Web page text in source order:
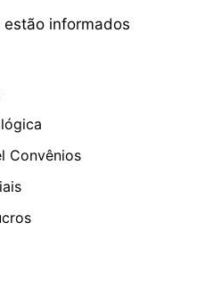
informados
Convênios